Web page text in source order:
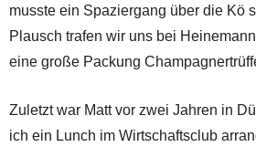
musste ein Spaziergang über die Kö
Plausch trafen wir uns bei
eine große Packung
Zuletzt war Matt vor zwei Jahren in
ich ein Lunch im Wirtschaftsclub